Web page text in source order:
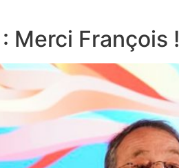
Merci François !